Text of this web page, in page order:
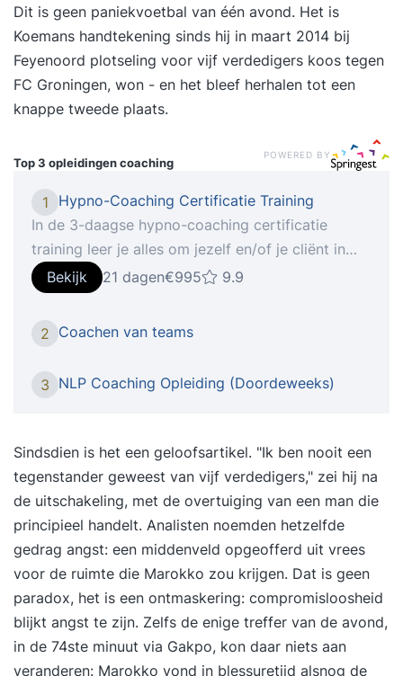
Dit is geen paniekvoetbal van één avond. Het is
Koemans handtekening sinds hij in maart 2014 bij
Feyenoord plotseling voor vijf verdedigers koos tegen
FC Groningen, won - en het bleef herhalen tot een
knappe tweede plaats.
Top 3 opleidingencoaching
POWERED BY
1
Hypno-Coaching Certificatie Training
In de 3-daagse hypno-coaching certificatie
training leer je alles om jezelf en/of je cliënt in
trance te brengen en oude patronen te
ontdekken en nieuwe te installeren. De 3-daagse
Hypno-Coaching certificatie training is een
succesvol te zijn. Of je nu een beginnend coach
training krijg je in 3 dagen alle handvatten,
technieken en vaardigheden die je nodig hebt om
je cliënt snel onder hypnose te brengen en
blijvende gedragsverandering teweeg te brengen.
Met hypnose behoor je tot een exclusieve groep
van coaches die toegang hebben tot uitermate
effectieve technieken en vaardigheden om snel
en blijvend veranderingen teweeg te brengen.
"UNLP biedt opleidingen die bijdragen aan
persoonlijke en professionele ontwikkeling, met
Bekijk 21 dagen€995 9.9
2 Coachen van teams
3 NLP Coaching Opleiding (Doordeweeks)
Sindsdien is het een geloofsartikel. "Ik ben nooit een
tegenstander geweest van vijf verdedigers," zei hij na
de uitschakeling, met de overtuiging van een man die
principieel handelt. Analisten noemden hetzelfde
gedrag angst: een middenveld opgeofferd uit vrees
voor de ruimte die Marokko zou krijgen. Dat is geen
paradox, het is een ontmaskering: compromisloosheid
blijkt angst te zijn. Zelfs de enige treffer van de avond,
in de 74ste minuut via Gakpo, kon daar niets aan
veranderen: Marokko vond in blessuretijd alsnog de